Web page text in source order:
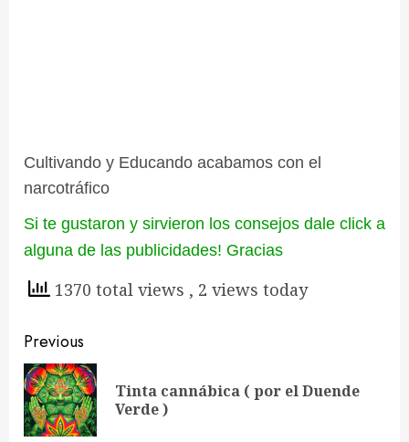
Cultivando y Educando acabamos con el
narcotráfico
Si te gustaron y sirvieron los consejos dale click a
alguna de las publicidades! Gracias
1370 total views , 2 views today
Continue
Reading
Previous
Tinta cannábica ( por el Duende
Verde )